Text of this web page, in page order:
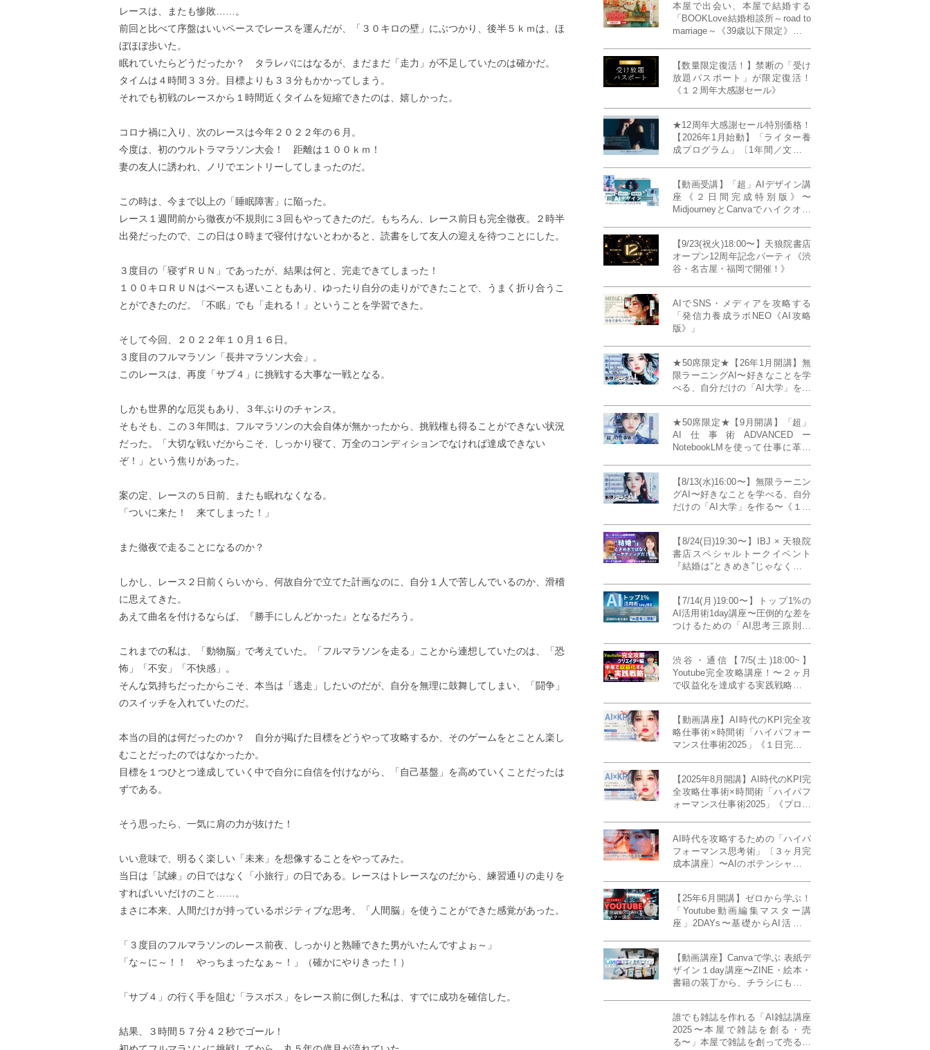
レースは、またも惨敗……。
前回と比べて序盤はいいペースでレースを運んだが、「３０キロの壁」にぶつかり、後半５ｋｍは、ほ
ぼほぼ歩いた。
眠れていたらどうだったか？ タラレバにはなるが、まだまだ「走力」が不足していたのは確かだ。
タイムは４時間３３分。目標よりも３３分もかかってしまう。
それでも初戦のレースから１時間近くタイムを短縮できたのは、嬉しかった。
コロナ禍に入り、次のレースは今年２０２２年の６月。
今度は、初のウルトラマラソン大会！ 距離は１００ｋｍ！
妻の友人に誘われ、ノリでエントリーしてしまったのだ。
この時は、今まで以上の「睡眠障害」に陥った。
レース１週間前から徹夜が不規則に３回もやってきたのだ。もちろん、レース前日も完全徹夜。２時半
出発だったので、この日は０時まで寝付けないとわかると、読書をして友人の迎えを待つことにした。
３度目の「寝ずＲＵＮ」であったが、結果は何と、完走できてしまった！
１００キロＲＵＮはペースも遅いこともあり、ゆったり自分の走りができたことで、うまく折り合うこ
とができたのだ。「不眠」でも「走れる！」ということを学習できた。
そして今回、２０２２年１０月１６日。
３度目のフルマラソン「長井マラソン大会」。
このレースは、再度「サブ４」に挑戦する大事な一戦となる。
しかも世界的な厄災もあり、３年ぶりのチャンス。
そもそも、この３年間は、フルマラソンの大会自体が無かったから、挑戦権も得ることができない状況
だった。「大切な戦いだからこそ、しっかり寝て、万全のコンディションでなければ達成できない
ぞ！」という焦りがあった。
案の定、レースの５日前、またも眠れなくなる。
「ついに来た！ 来てしまった！」
また徹夜で走ることになるのか？
しかし、レース２日前くらいから、何故自分で立てた計画なのに、自分１人で苦しんでいるのか、滑稽
に思えてきた。
あえて曲名を付けるならば、『勝手にしんどかった』となるだろう。
これまでの私は、「動物脳」で考えていた。「フルマラソンを走る」ことから連想していたのは、「恐
怖」「不安」「不快感」。
そんな気持ちだったからこそ、本当は「逃走」したいのだが、自分を無理に鼓舞してしまい、「闘争」
のスイッチを入れていたのだ。
本当の目的は何だったのか？ 自分が掲げた目標をどうやって攻略するか、そのゲームをとことん楽し
むことだったのではなかったか。
目標を１つひとつ達成していく中で自分に自信を付けながら、「自己基盤」を高めていくことだったは
ずである。
そう思ったら、一気に肩の力が抜けた！
いい意味で、明るく楽しい「未来」を想像することをやってみた。
当日は「試練」の日ではなく「小旅行」の日である。レースはトレースなのだから、練習通りの走りを
すればいいだけのこと……。
まさに本来、人間だけが持っているポジティブな思考、「人間脳」を使うことができた感覚があった。
「３度目のフルマラソンのレース前夜、しっかりと熟睡できた男がいたんですよぉ～」
「な～に～！！ やっちまったなぁ～！」（確かにやりきった！）
「サブ４」の行く手を阻む「ラスボス」をレース前に倒した私は、すでに成功を確信した。
結果、３時間５７分４２秒でゴール！
成ラボPresents》
本屋で出会い、本屋で結婚する
「BOOKLove結婚相談所～road to
marriage～《39歳以下限定》」全
【数量限定復活！】禁断の「受け
放題パスポート」が限定復活！
《１２周年大感謝セール》
★12周年大感謝セール特別価格！
【2026年1月始動】「ライター養
成プログラム」〔1年間／文章講
ー”へ、全国どこからでも。〜《全
店舗リアルタイム参加OK／録画
視聴対応／限定4席》
【動画受講】「超」AIデザイン講
座《２日間完成特別版》〜
MidjourneyとCanvaでハイクオリ
【9/23(祝火)18:00〜】天狼院書店
オープン12周年記念パーティ《渋
谷・名古屋・福岡で開催！》
AIでSNS・メディアを攻略する
「発信力養成ラボNEO《AI攻略
版》」
★50席限定★【26年1月開講】無
限ラーニングAI〜好きなことを学
べる、自分だけの「AI大学」を作
★50席限定★【9月開講】「超」
AI仕事術ADVANCEDー
NotebookLMを使って仕事に革命
【8/13(水)16:00〜】無限ラーニン
グAI〜好きなことを学べる、自分
だけの「AI大学」を作る〜《１日
【8/24(日)19:30〜】IBJ × 天狼院
書店スペシャルトークイベント
『結婚は“ときめき”じゃなくて、
のカタチ〜《BOOKLove結婚相談
所presents》
【7/14(月)19:00〜】トップ1%の
AI活用術1day講座〜圧倒的な差を
つけるための「AI思考三原則」
渋谷・通信【7/5(土)18:00~】
Youtube完全攻略講座！〜２ヶ月
で収益化を達成する実践戦略！ゲ
発信力養成ラボNEO》
【動画講座】AI時代のKPI完全攻
略仕事術×時間術「ハイパフォー
マンス仕事術2025」《１日完成特
【2025年8月開講】AI時代のKPI完
全攻略仕事術×時間術「ハイパフ
ォーマンス仕事術2025」《プロフ
AI時代を攻略するための「ハイパ
フォーマンス思考術」〔３ヶ月完
成本講座〕〜AIのポテンシャルを
【25年6月開講】ゼロから学ぶ！
「Youtube動画編集マスター講
座」2DAYs〜基礎からAI活用ま
【動画講座】Canvaで学ぶ 表紙デ
ザイン１day講座〜ZINE・絵本・
書籍の装丁から、チラシにも活か
誰でも雑誌を作れる「AI雑誌講座
2025〜本屋で雑誌を創る・売
る〜」本屋で雑誌を創って売る！